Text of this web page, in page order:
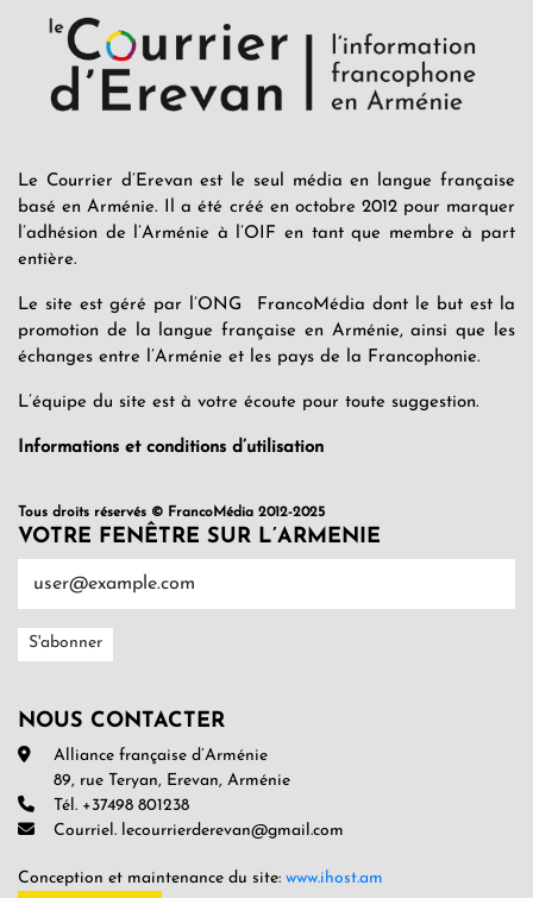
Le Courrier d’Erevan est le seul média en langue française
basé en Arménie. Il a été créé en octobre 2012 pour marquer
l’adhésion de l’Arménie à l’OIF en tant que membre à part
entière.
Le site est géré par l’ONG FrancoMédia dont le but est la
promotion de la langue française en Arménie, ainsi que les
échanges entre l’Arménie et les pays de la Francophonie.
L’équipe du site est à votre écoute pour toute suggestion.
Informations et conditions d’utilisation
Tous droits réservés © FrancoMédia 2012-2025
VOTRE FENÊTRE SUR L’ARMENIE
NOUS CONTACTER
Alliance française d’Arménie
89, rue Teryan, Erevan, Arménie
Tél. +37498 801238
Courriel. lecourrierderevan@gmail.com
Conception et maintenance du site: www.ihost.am